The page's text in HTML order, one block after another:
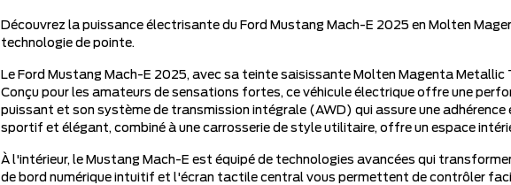
Découvrez la puissance électrisante du Ford Mustang Mach-E 2025 en Molten
technologie de pointe.
Le Ford Mustang Mach-E 2025, avec sa teinte saisissante Molten Magenta
Conçu pour les amateurs de sensations fortes, ce véhicule électrique offre une
puissant et son système de transmission intégrale (AWD) qui assure une
sportif et élégant, combiné à une carrosserie de style utilitaire, offre un espace
À l'intérieur, le Mustang Mach-E est équipé de technologies avancées qui
de bord numérique intuitif et l'écran tactile central vous permettent de contrôler